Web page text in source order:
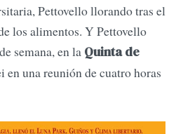
Pettovello llorando tras el
los alimentos. Y Pettovello
semana, en la Quinta de
una reunión de cuatro horas